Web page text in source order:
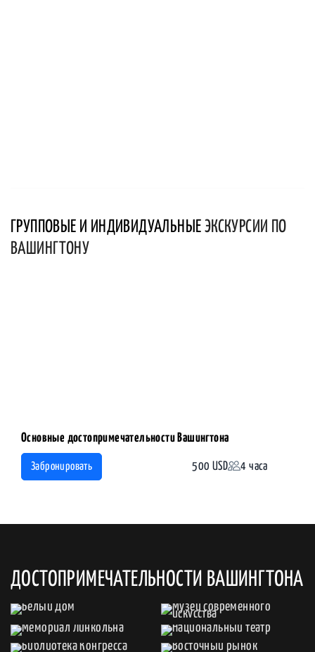
ГРУППОВЫЕ И ИНДИВИДУАЛЬНЫЕ ЭКСКУРСИИ ПО
ВАШИНГТОНУ
Основные достопримечательности Вашингтона
Забронировать 500 USD 4 часа
ДОСТОПРИМЕЧАТЕЛЬНОСТИ ВАШИНГТОНА